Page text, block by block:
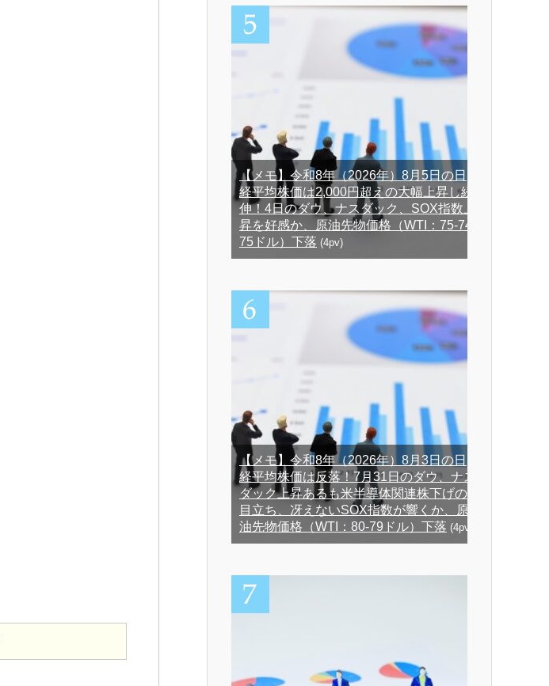
【メモ】令和8年（2026年）8月5日の日
経平均株価は2,000円超えの大幅上昇し続
伸！4日のダウ、ナスダック、SOX指数上
昇を好感か、原油先物価格（WTI：75-74-
75ドル）下落 (4pv)
【メモ】令和8年（2026年）8月3日の日
経平均株価は反落！7月31日のダウ、ナス
ダック上昇あるも米半導体関連株下げの
目立ち、冴えないSOX指数が響くか、原
油先物価格（WTI：80-79ドル）下落 (4pv)